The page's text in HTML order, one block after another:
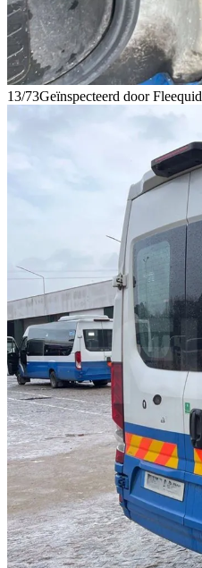
13/73Geïnspecteerd door Fleequid